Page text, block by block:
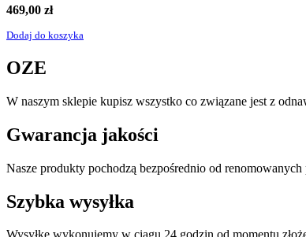
469,00 zł
Dodaj do koszyka
OZE
W naszym sklepie kupisz wszystko co związane jest z
Gwarancja jakości
Nasze produkty pochodzą bezpośrednio od
Szybka wysyłka